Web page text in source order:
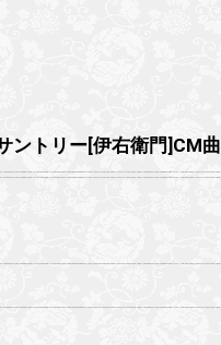
トリー[伊右衛門]CM曲